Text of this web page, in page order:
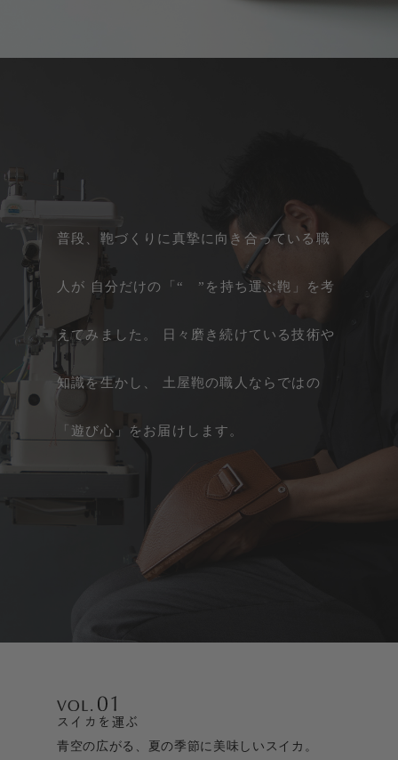
普段、鞄づくりに真摯に向き合っている職
人が 自分だけの「“ ”を持ち運ぶ鞄」を考
えてみました。 日々磨き続けている技術や
知識を生かし、 土屋鞄の職人ならではの
「遊び心」をお届けします。
スイカを運ぶ
青空の広がる、夏の季節に美味しいスイカ。